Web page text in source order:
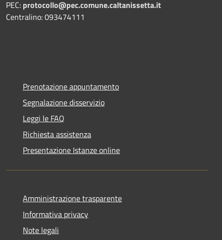
PEC: protocollo@pec.comune.caltanissetta.it
Centralino: 093474111
Prenotazione appuntamento
Segnalazione disservizio
Leggi le FAQ
Richiesta assistenza
Presentazione Istanze online
Amministrazione trasparente
Informativa privacy
Note legali